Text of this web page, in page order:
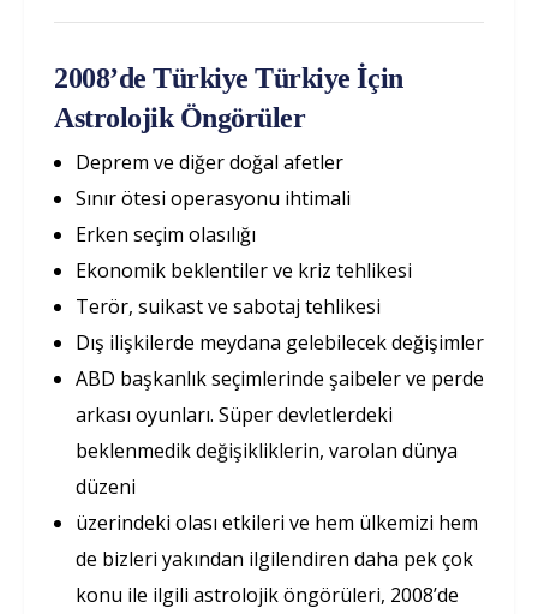
2008’de Türkiye Türkiye İçin
Astrolojik Öngörüler
Deprem ve diğer doğal afetler
Sınır ötesi operasyonu ihtimali
Erken seçim olasılığı
Ekonomik beklentiler ve kriz tehlikesi
Terör, suikast ve sabotaj tehlikesi
Dış ilişkilerde meydana gelebilecek değişimler
ABD başkanlık seçimlerinde şaibeler ve perde
arkası oyunları. Süper devletlerdeki
beklenmedik değişikliklerin, varolan dünya
düzeni
üzerindeki olası etkileri ve hem ülkemizi hem
de bizleri yakından ilgilendiren daha pek çok
konu ile ilgili astrolojik öngörüleri, 2008’de